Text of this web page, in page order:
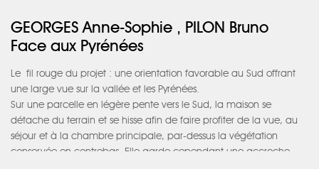
GEORGES Anne-Sophie , PILON Bruno
Face aux Pyrénées
Le fil rouge du projet : une orientation favorable au Sud offrant
une large vue sur la vallée et les Pyrénées.
Sur une parcelle en légère pente vers le Sud, la maison se
détache du terrain et se hisse afin de faire profiter de la vue, au
séjour et à la chambre principale, par-dessus la végétation
conservée en contrebas. Elle garde cependant une accroche